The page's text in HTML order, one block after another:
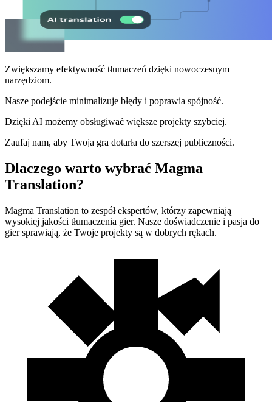
Zwiększamy efektywność tłumaczeń dzięki nowoczesnym
narzędziom.
Nasze podejście minimalizuje błędy i poprawia spójność.
Dzięki AI możemy obsługiwać większe projekty szybciej.
Zaufaj nam, aby Twoja gra dotarła do szerszej publiczności.
Dlaczego warto wybrać Magma
Translation?
Magma Translation to zespół ekspertów, którzy zapewniają
wysokiej jakości tłumaczenia gier. Nasze doświadczenie i pasja do
gier sprawiają, że Twoje projekty są w dobrych rękach.